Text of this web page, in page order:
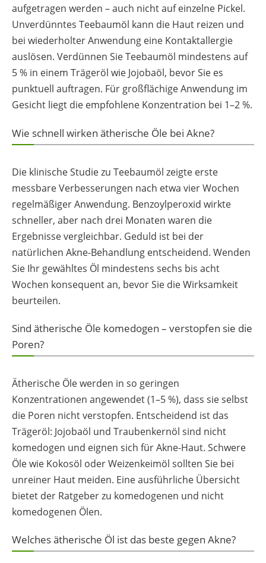
aufgetragen werden – auch nicht auf einzelne Pickel.
Unverdünntes Teebaumöl kann die Haut reizen und
bei wiederholter Anwendung eine Kontaktallergie
auslösen. Verdünnen Sie Teebaumöl mindestens auf
5 % in einem Trägeröl wie Jojobaöl, bevor Sie es
punktuell auftragen. Für großflächige Anwendung im
Gesicht liegt die empfohlene Konzentration bei 1–2 %.
Wie schnell wirken ätherische Öle bei Akne?
Die klinische Studie zu Teebaumöl zeigte erste
messbare Verbesserungen nach etwa vier Wochen
regelmäßiger Anwendung. Benzoylperoxid wirkte
schneller, aber nach drei Monaten waren die
Ergebnisse vergleichbar. Geduld ist bei der
natürlichen Akne-Behandlung entscheidend. Wenden
Sie Ihr gewähltes Öl mindestens sechs bis acht
Wochen konsequent an, bevor Sie die Wirksamkeit
beurteilen.
Sind ätherische Öle komedogen – verstopfen sie die
Poren?
Ätherische Öle werden in so geringen
Konzentrationen angewendet (1–5 %), dass sie selbst
die Poren nicht verstopfen. Entscheidend ist das
Trägeröl: Jojobaöl und Traubenkernöl sind nicht
komedogen und eignen sich für Akne-Haut. Schwere
Öle wie Kokosöl oder Weizenkeimöl sollten Sie bei
unreiner Haut meiden. Eine ausführliche Übersicht
bietet der Ratgeber zu komedogenen und nicht
komedogenen Ölen.
Welches ätherische Öl ist das beste gegen Akne?